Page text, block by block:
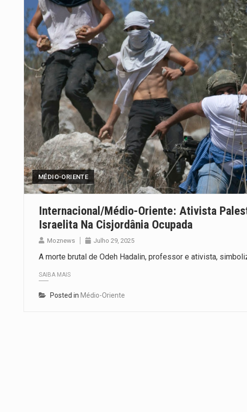
MÉDIO-ORIENTE
Internacional/Médio-Oriente: Ativista
Israelita Na Cisjordânia Ocupada
Moznews Julho 29, 2025
A morte brutal de Odeh Hadalin, professor e ativista,
SAIBA MAIS
Posted in Médio-Oriente